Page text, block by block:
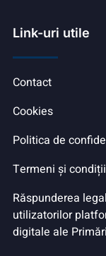
Link-uri utile
Contact
Cookies
Politica de
Termeni și condiții
Răspunderea
utilizatorilor
digitale ale